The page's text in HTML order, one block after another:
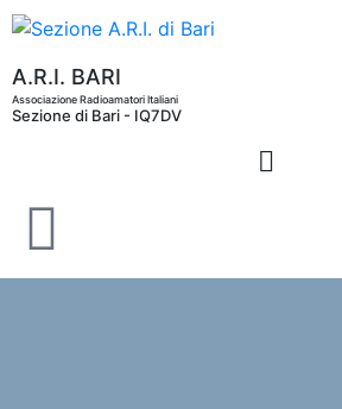
A.R.I. BARI
Associazione Radioamatori Italiani
Sezione di Bari - IQ7DV